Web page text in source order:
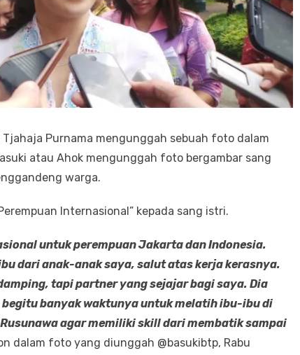
Purnama mengunggah sebuah foto dalam
atau Ahok mengunggah foto bergambar sang
warga.
Internasional” kepada sang istri.
untuk perempuan Jakarta dan Indonesia.
dari anak-anak saya, salut atas kerja kerasnya.
tapi partner yang sejajar bagi saya. Dia
banyak waktunya untuk melatih ibu-ibu di
agar memiliki skill dari membatik sampai
dalam foto yang diunggah @basukibtp, Rabu